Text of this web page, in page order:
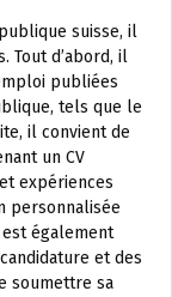
suisse, il
Tout d’abord, il
publiées
tels que le
il convient de
un CV
expériences
personnalisée
également
et des
soumettre sa